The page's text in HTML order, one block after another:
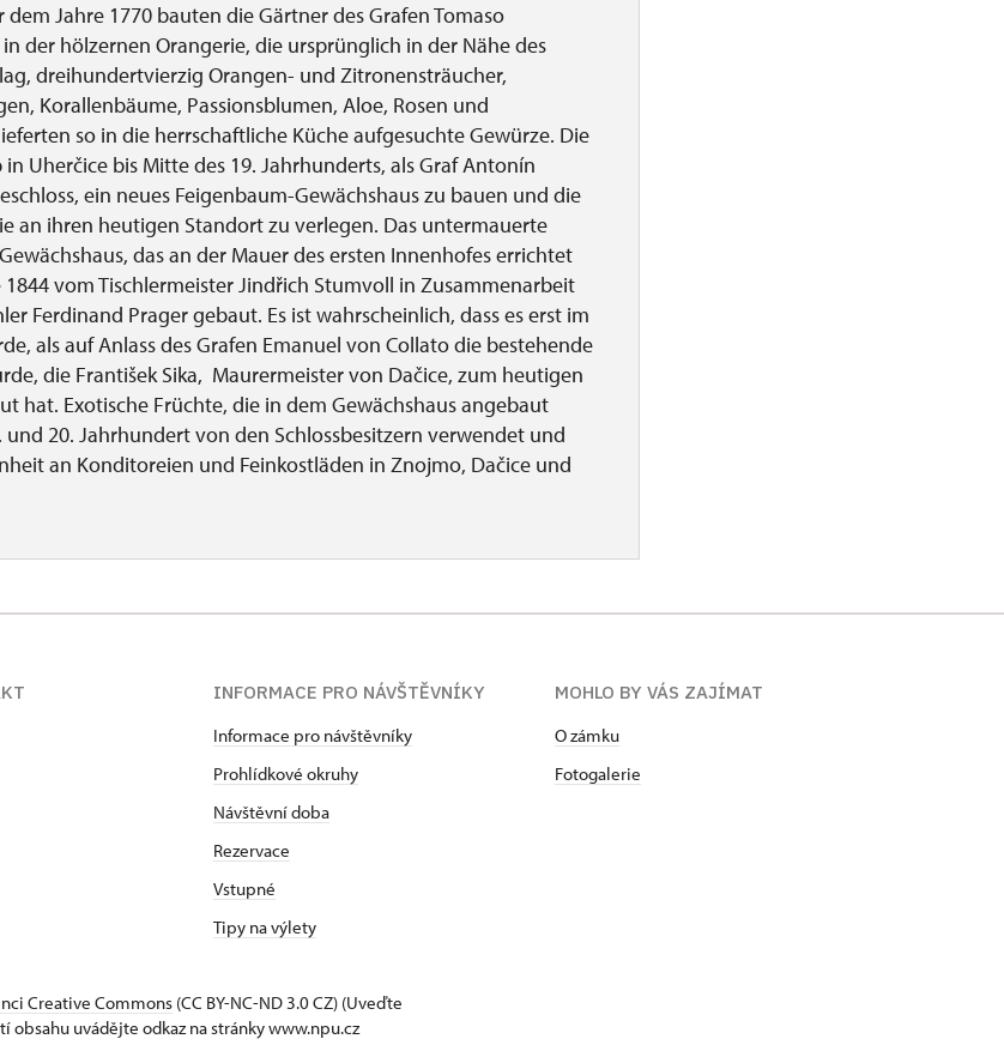
Jahre 1770 bauten die Gärtner des Grafen Tomaso
der hölzernen Orangerie, die ursprünglich in der Nähe des
dreihundertvierzig Orangen- und Zitronensträucher,
Korallenbäume, Passionsblumen, Aloe, Rosen und
so in die herrschaftliche Küche aufgesuchte Gewürze. Die
Uherčice bis Mitte des 19. Jahrhunderts, als Graf Antonín
ein neues Feigenbaum-Gewächshaus zu bauen und die
an ihren heutigen Standort zu verlegen. Das untermauerte
das an der Mauer des ersten Innenhofes errichtet
vom Tischlermeister Jindřich Stumvoll in Zusammenarbeit
Ferdinand Prager gebaut. Es ist wahrscheinlich, dass es erst im
als auf Anlass des Grafen Emanuel von Collato die bestehende
die František Sika, Maurermeister von Dačice, zum heutigen
hat. Exotische Früchte, die in dem Gewächshaus angebaut
20. Jahrhundert von den Schlossbesitzern verwendet und
an Konditoreien und Feinkostläden in Znojmo, Dačice und
INFORMACE PRO NÁVŠTĚVNÍKY
Informace pro návštěvníky
Prohlídkové okruhy
Návštěvní doba
Rezervace
Vstupné
Tipy na výlety
MOHLO BY VÁS ZAJÍMAT
O zámku
Fotogalerie
Creative Commons (CC BY-NC-ND 3.0 CZ) (Uveďte
uvádějte odkaz na stránky www.npu.cz